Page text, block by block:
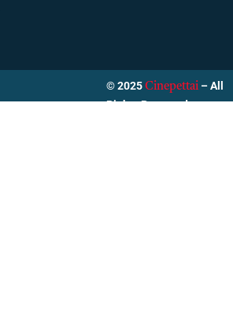
© 2025 Cinepettai – All
Rights Reserved